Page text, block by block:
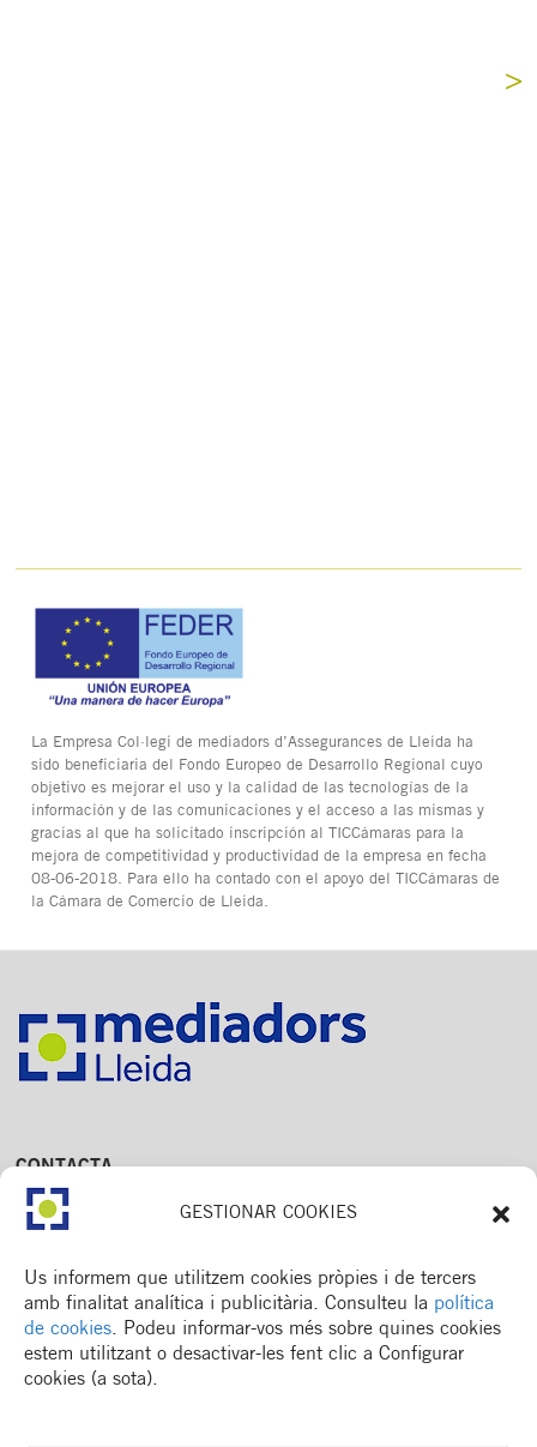
GESTIONAR COOKIES
Us informem que utilitzem cookies pròpies i de tercers
amb finalitat analítica i publicitària. Consulteu la política
de cookies. Podeu informar-vos més sobre quines cookies
estem utilitzant o desactivar-les fent clic a Configurar
cookies (a sota).
La Empresa Col·legi de mediadors d’Assegurances de Lleida ha
sido beneficiaria del Fondo Europeo de Desarrollo Regional cuyo
objetivo es mejorar el uso y la calidad de las tecnologías de la
información y de las comunicaciones y el acceso a las mismas y
gracias al que ha solicitado inscripción al TICCámaras para la
mejora de competitividad y productividad de la empresa en fecha
08-06-2018. Para ello ha contado con el apoyo del TICCámaras de
la Cámara de Comercio de Lleida.
CONTACTA
Av. Dr. Fleming, 15,
2n. 1a
T. 973 245 133
M. 672 018 236